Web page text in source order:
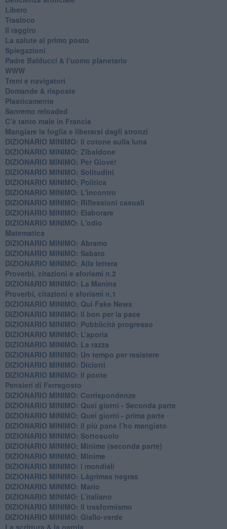
Libero
Trasloco
Il raggiro
​La salute al primo posto
Spiegazioni
Padre Balducci & l’uomo planetario
WWW
​Treni e navigatori
​Domande & risposte
​Plasticamente
Sanremo reloaded
C’è tanto male in Francia
​Mangiare la foglia e liberarsi dagli stronzi
DIZIONARIO MINIMO: Il cotone sulla luna
DIZIONARIO MINIMO: Zibaldone
DIZIONARIO MINIMO: Per Giove!
DIZIONARIO MINIMO: Solitudini
DIZIONARIO MINIMO: Politica
DIZIONARIO MINIMO: L'incontro
DIZIONARIO MINIMO: Riflessioni casuali
DIZIONARIO MINIMO: Elaborare
DIZIONARIO MINIMO: L'odio
​Matematica
DIZIONARIO MINIMO: Abramo
DIZIONARIO MINIMO: Sabato
​DIZIONARIO MINIMO: Alla lettera
Proverbi, citazioni e aforismi n.2
DIZIONARIO MINIMO: La Manina
​Proverbi, citazioni e aforismi n.1
DIZIONARIO MINIMO: Qui Fake News
DIZIONARIO MINIMO: ​Il bon per la pace
DIZIONARIO MINIMO: Pubblicità progresso
DIZIONARIO MINIMO: L’aporìa
DIZIONARIO MINIMO: La razza
DIZIONARIO MINIMO: Un tempo per resistere
DIZIONARIO MINIMO: Diciotti
DIZIONARIO MINIMO: Il ponte
Pensieri di Ferragosto
DIZIONARIO MINIMO: Corrispondenze
DIZIONARIO MINIMO: Quei giorni - Seconda parte
DIZIONARIO MINIMO: Quei giorni - prima parte
DIZIONARIO MINIMO: Il più pane l’ho mangiato
DIZIONARIO MINIMO: Sottosuolo
DIZIONARIO MINIMO: Minime (seconda parte)
DIZIONARIO MINIMO: Minime
DIZIONARIO MINIMO: ​I mondiali
DIZIONARIO MINIMO: ​Lágrimas negras
DIZIONARIO MINIMO: Mario
DIZIONARIO MINIMO: L’italiano
DIZIONARIO MINIMO: Il trasformismo
DIZIONARIO MINIMO: Giallo-verde
La scrittura & la parola